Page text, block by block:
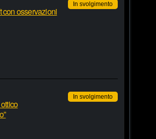
In svolgimento
con osservazioni
In svolgimento